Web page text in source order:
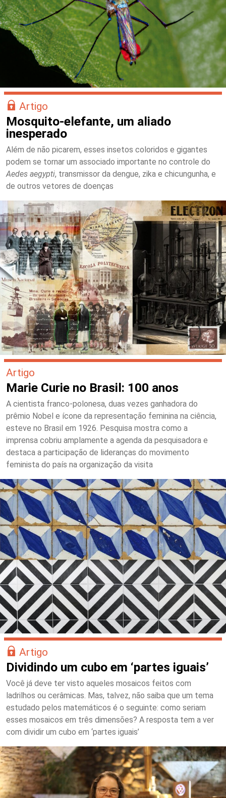
Artigo
Mosquito-elefante, um aliado
inesperado
Além de não picarem, esses insetos coloridos e gigantes
podem se tornar um associado importante no controle do
Aedes aegypti, transmissor da dengue, zika e chicungunha, e
de outros vetores de doenças
Artigo
Marie Curie no Brasil: 100 anos
A cientista franco-polonesa, duas vezes ganhadora do
prêmio Nobel e ícone da representação feminina na ciência,
esteve no Brasil em 1926. Pesquisa mostra como a
imprensa cobriu amplamente a agenda da pesquisadora e
destaca a participação de lideranças do movimento
feminista do país na organização da visita
Artigo
Dividindo um cubo em ‘partes iguais’
Você já deve ter visto aqueles mosaicos feitos com
ladrilhos ou cerâmicas. Mas, talvez, não saiba que um tema
estudado pelos matemáticos é o seguinte: como seriam
esses mosaicos em três dimensões? A resposta tem a ver
com dividir um cubo em ‘partes iguais’